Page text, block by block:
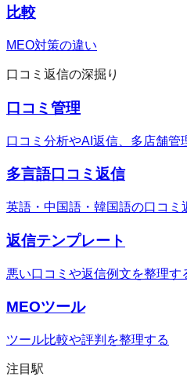
比較
MEO対策の違い
口コミ返信の深掘り
口コミ管理
口コミ分析やAI返信、多店舗管
多言語口コミ返信
英語・中国語・韓国語の口コミ
返信テンプレート
悪い口コミや返信例文を整理す
MEOツール
ツール比較や評判を整理する
注目駅